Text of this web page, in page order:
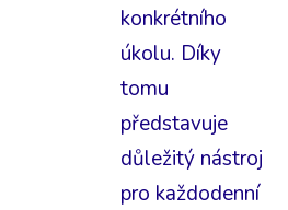
konkrétního
úkolu. Díky
tomu
představuje
důležitý nástroj
pro každodenní